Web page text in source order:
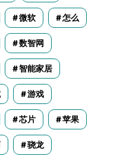
微软 怎么
数智网
智能家居
游戏
芯片 苹果
骁龙